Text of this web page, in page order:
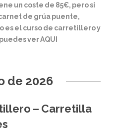
un coste de 85€, pero si
de grúa puente,
es el curso de carretillero y
ver AQUI
de 2026
– Carretilla